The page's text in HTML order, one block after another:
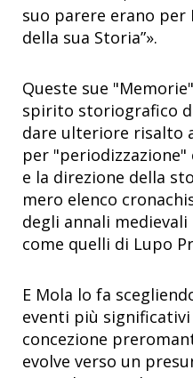
suo parere erano per
della sua Storia”».
Queste sue
spirito storiografico
dare ulteriore risalto
per "periodizzazione"
e la direzione della
mero elenco
degli annali
come quelli di Lupo
E Mola lo fa
eventi più significativi
concezione
evolve verso un